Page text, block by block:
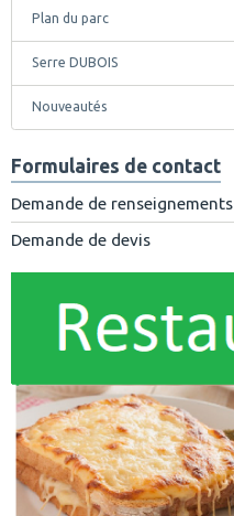
Plan du parc
Serre DUBOIS
Nouveautés
Formulaires de contact
Demande de renseignements
Demande de devis